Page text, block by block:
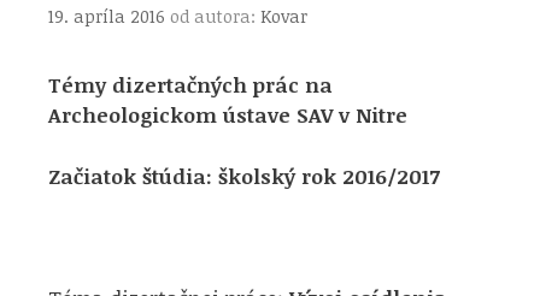
19. apríla 2016 od autora: Kovar
Témy dizertačných prác na
Archeologickom ústave SAV v Nitre
Začiatok štúdia: školský rok 2016/2017